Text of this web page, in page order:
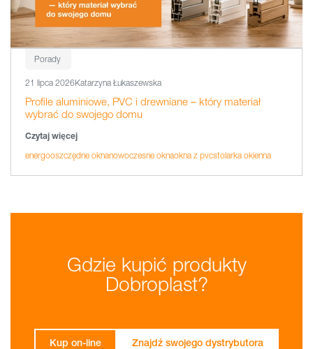
Porady
21 lipca 2026Katarzyna Łukaszewska
Profile aluminiowe, PVC i drewniane – który materiał
wybrać do swojego domu
Czytaj więcej
energooszczędne oknanowoczesne oknaokna z pvcstolarka okienna
Gdzie kupić produkty
Dobroplast?
Kup on-line Znajdź swojego dystrybutora